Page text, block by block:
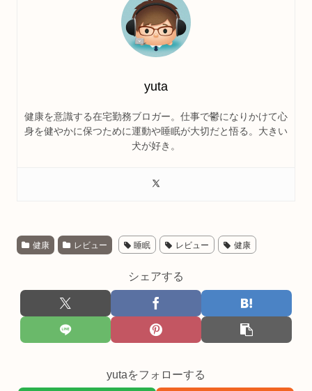
yuta
健康を意識する在宅勤務ブロガー。仕事で鬱になりかけて心
身を健やかに保つために運動や睡眠が大切だと悟る。大きい
犬が好き。
健康 レビュー 睡眠 レビュー 健康
シェアする
yutaをフォローする